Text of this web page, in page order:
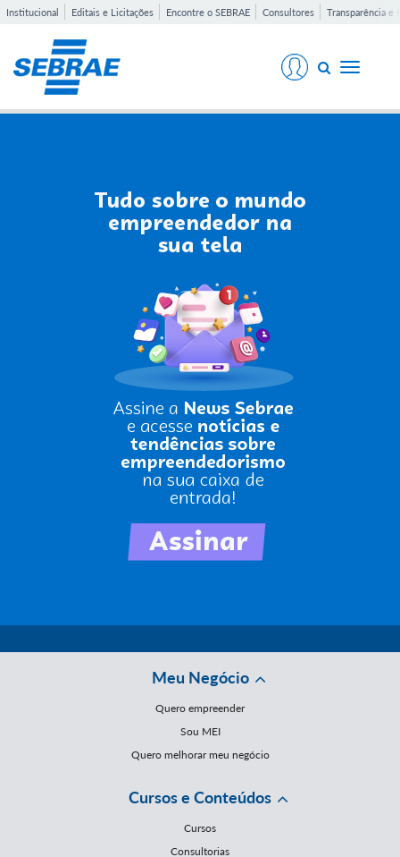
Institucional Editais e Licitações Encontre o SEBRAE Consultores Transparência e
Toggle
Meu Negócio
Quero empreender
Sou MEI
Quero melhorar meu negócio
Cursos e Conteúdos
Cursos
Consultorias